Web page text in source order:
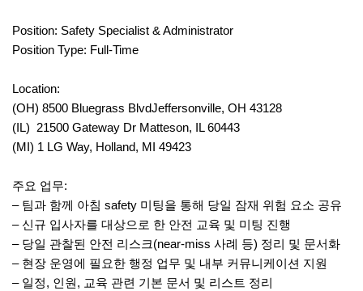
Position: Safety Specialist & Administrator
Position Type: Full-Time
Location:
(OH) 8500 Bluegrass BlvdJeffersonville, OH 43128
(IL) 21500 Gateway Dr Matteson, IL 60443
(MI) 1 LG Way, Holland, MI 49423
주요 업무:
– 팀과 함께 아침 safety 미팅을 통해 당일 잠재 위험 요소 공유
– 신규 입사자를 대상으로 한 안전 교육 및 미팅 진행
– 당일 관찰된 안전 리스크(near-miss 사례 등) 정리 및 문서화
– 현장 운영에 필요한 행정 업무 및 내부 커뮤니케이션 지원
– 일정, 인원, 교육 관련 기본 문서 및 리스트 정리